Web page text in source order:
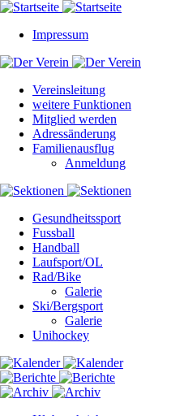
Impressum
Vereinsleitung
weitere Funktionen
Mitglied werden
Adressänderung
Familienausflug
Anmeldung
Gesundheitssport
Fussball
Handball
Laufsport/OL
Rad/Bike
Galerie
Ski/Bergsport
Galerie
Unihockey